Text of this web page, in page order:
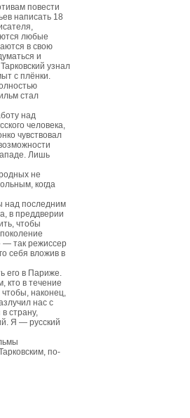
повести
написать 18
любые
в свою
и
узнал
с плёнки.
стал
над
человека,
чувствовал
Лишь
не
когда
над последним
в преддверии
чтобы
— так режиссер
себя вложив в
его в Париже.
кто в течение
наконец,
нас с
страну,
Я — русский
по-